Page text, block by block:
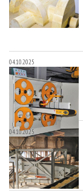
04.10.2025
04.10.2025